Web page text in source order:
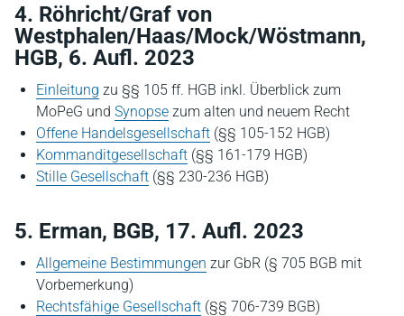
4. Röhricht/Graf von
Westphalen/Haas/Mock/Wöstmann,
HGB, 6. Aufl. 2023
Einleitung zu §§ 105 ff. HGB inkl. Überblick zum
MoPeG und Synopse zum alten und neuem Recht
Offene Handelsgesellschaft (§§ 105-152 HGB)
Kommanditgesellschaft (§§ 161-179 HGB)
Stille Gesellschaft (§§ 230-236 HGB)
5. Erman, BGB, 17. Aufl. 2023
Allgemeine Bestimmungen zur GbR (§ 705 BGB mit
Vorbemerkung)
Rechtsfähige Gesellschaft (§§ 706-739 BGB)